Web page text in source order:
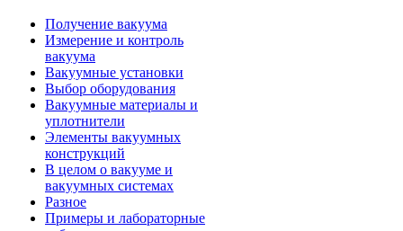
Получение вакуума
Измерение и контроль
вакуума
Вакуумные установки
Выбор оборудования
Вакуумные материалы и
уплотнители
Элементы вакуумных
конструкций
В целом о вакууме и
вакуумных системах
Разное
Примеры и лабораторные